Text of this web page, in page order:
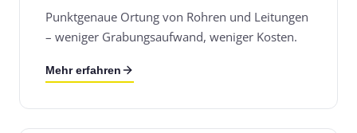
Punktgenaue Ortung von Rohren und Leitungen
– weniger Grabungsaufwand, weniger Kosten.
Mehr erfahren